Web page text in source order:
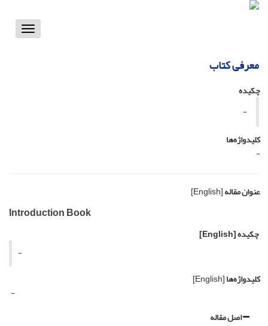
Toggle
معرفی کتاب
چکیده
-
کلیدواژه‌ها
-
عنوان مقاله[English]
Introduction Book
چکیده[English]
-
کلیدواژه‌ها[English]
-
اصل مقاله